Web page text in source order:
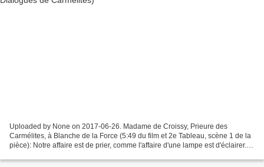
Uploaded by None on 2017-06-26. Madame de Croissy, Prieure des
Carmélites, à Blanche de la Force (5:49 du film et 2e Tableau, scène 1 de la
pièce): Notre affaire est de prier, comme l'affaire d'une lampe est d'éclairer. Il